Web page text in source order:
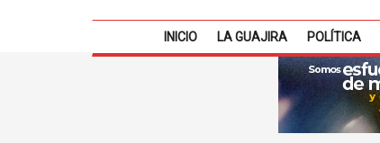
INICIO LA GUAJIRA POLÍTICA